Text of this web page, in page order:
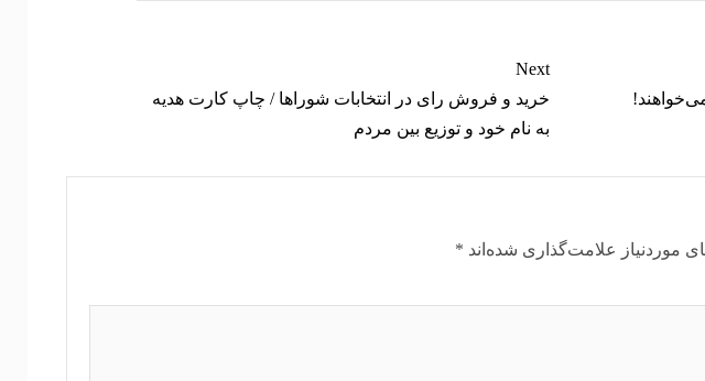
Next
خرید و فروش رای در انتخابات شوراها / چاپ کارت هدیه
به نام خود و توزیع بین مردم
موردنیاز علامت‌گذاری شده‌اند *